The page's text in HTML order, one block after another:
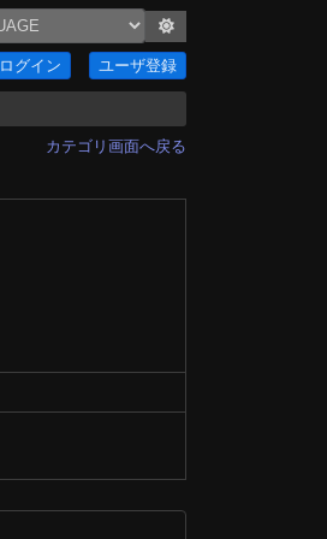
ログイン ユーザ登録
カテゴリ画面へ戻る